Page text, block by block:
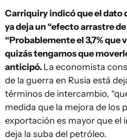
Carriquiry indicó que el dato
ya deja un “efecto arrastre de
“Probablemente el 3,7% que
quizás tengamos que
anticipó. La economista
de la guerra en Rusia está
términos de intercambio,
medida que la mejora de los
exportación es mayor que el
deja la suba del petróleo.